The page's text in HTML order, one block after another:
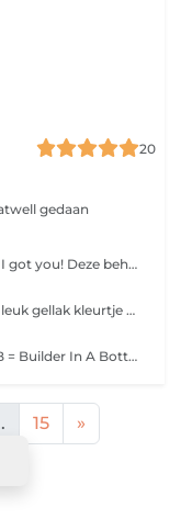
20
gedaan
Wil je meteen extra lengte op je nagels? I got you! Deze behandeling is incl. Manicure Hier zit geen nail art bij!! Bij deze behandeling gaat het alleen om de basis behandeling en een gel kleurtje. LET OP! als er nog oud product eraf gehaald moet worden dan boek je die behandeling er nog extra bij! dit i.v.m extra tijd <3 Mocht je nog niet weten wat je wilt dan kan je een van de freestyle nailart pakketten toevoegen zo boek je extra tijd en kan je tot een dag van te voren je inspiratie sturen <3
Deze behandeling is Incl. manicure! Een leuk gellak kleurtje op de natuurlijke nagel LET OP! - geen verlenging - geen biab of hardgel - als er nog product op de nagel zit van een andere salon of mijn BIAB of gel is het noodzakelijk oud product verwijderen erbij te boeken
Deze behandeling is Incl. Manicure! BIAB = Builder In A Bottle Bij deze behandeling doen we een flexibele gel op de natuurlijke nagel. Hierbij wordt de nagel niet verlengt LET OP! Heb je nog oud product op van een andere salon? boek dan oud product verwijderen erbij! BeauNails werkt niet op product van andere salons
15
»